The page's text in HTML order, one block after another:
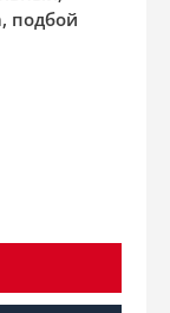
подбой